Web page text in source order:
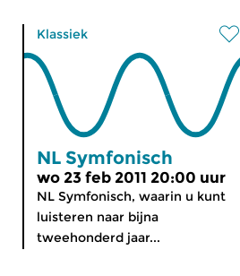
Klassiek
NL Symfonisch
wo 23 feb 2011 20:00 uur
NL Symfonisch, waarin u kunt
luisteren naar bijna
tweehonderd jaar...